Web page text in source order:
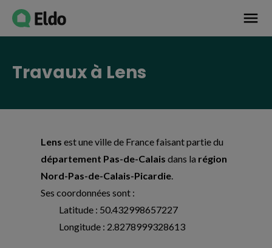
menu
Travaux à Lens
Lens est une ville de France faisant partie du
département Pas-de-Calais dans la région
Nord-Pas-de-Calais-Picardie.
Ses coordonnées sont :
Latitude : 50.432998657227
Longitude : 2.8278999328613